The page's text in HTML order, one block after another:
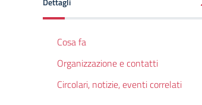
Cosa fa
Organizzazione e contatti
Circolari, notizie, eventi correlati